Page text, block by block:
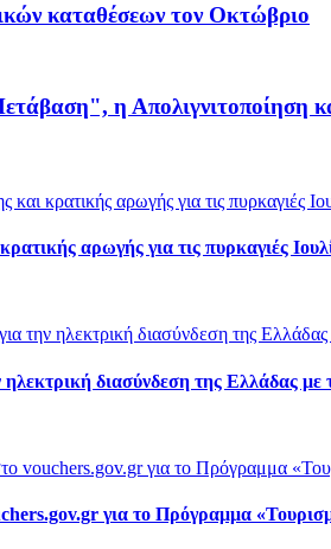
καταθέσεων τον Οκτώβριο
η Απολιγνιτοποίηση
αρωγής για τις πυρκαγιές
διασύνδεση της Ελλάδας με
για το Πρόγραμμα